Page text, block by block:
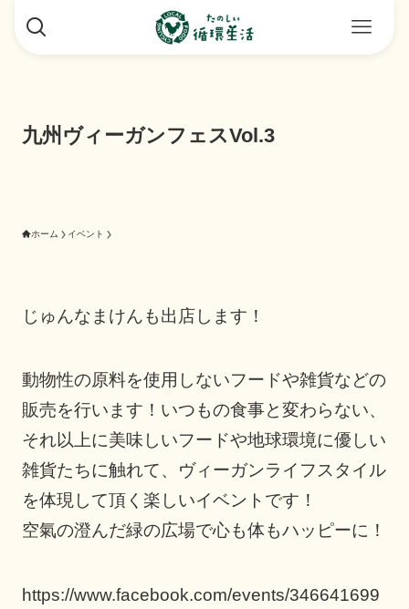
九州ヴィーガンフェスVol.3
ホーム イベント
じゅんなまけんも出店します！
動物性の原料を使用しないフードや雑貨などの
販売を行います！いつもの食事と変わらない、
それ以上に美味しいフードや地球環境に優しい
雑貨たちに触れて、ヴィーガンライフスタイル
を体現して頂く楽しいイベントです！
空氣の澄んだ緑の広場で心も体もハッピーに！
https://www.facebook.com/events/346641699